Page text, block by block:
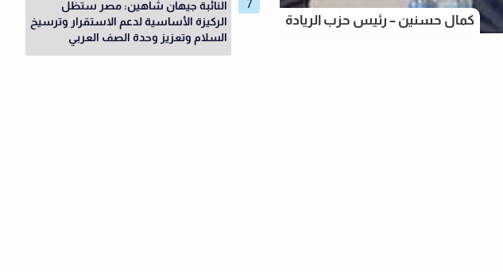
كمال حسنين – رئيس حزب الريادة
النائبة جيهان شاهين: مصر ستظل
الركيزة الأساسية لدعم الاستقرار وترسيخ
السلام وتعزيز وحدة الصف العربي